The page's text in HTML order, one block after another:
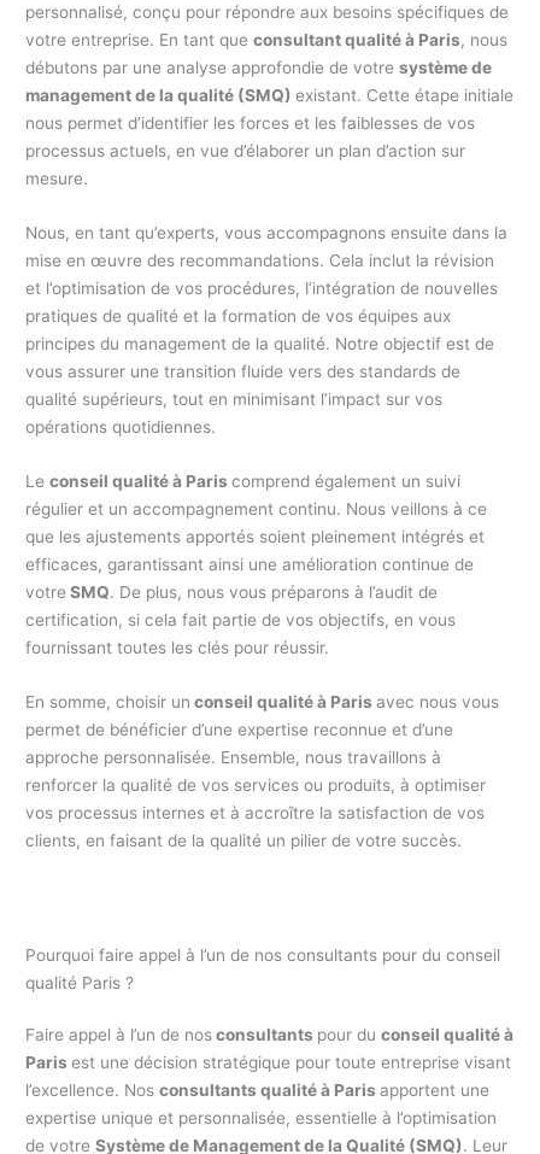
personnalisé, conçu pour répondre aux besoins spécifiques de
votre entreprise. En tant queconsultant qualité à Paris, nous
débutons par une analyse approfondie de votresystème de
management de la qualité (SMQ)existant. Cette étape initiale
nous permet d’identifier les forces et les faiblesses de vos
processus actuels, en vue d’élaborer un plan d’action sur
mesure.
Nous, en tant qu’experts, vous accompagnons ensuite dans la
mise en œuvre des recommandations. Cela inclut la révision
et l’optimisation de vos procédures, l’intégration de nouvelles
pratiques de qualité et la formation de vos équipes aux
principes du management de la qualité. Notre objectif est de
vous assurer une transition fluide vers des standards de
qualité supérieurs, tout en minimisant l’impact sur vos
opérations quotidiennes.
Leconseil qualité à Pariscomprend également un suivi
régulier et un accompagnement continu. Nous veillons à ce
que les ajustements apportés soient pleinement intégrés et
efficaces, garantissant ainsi une amélioration continue de
votre SMQ. De plus, nous vous préparons à l’audit de
certification, si cela fait partie de vos objectifs, en vous
fournissant toutes les clés pour réussir.
En somme, choisir un conseil qualité à Parisavec nous vous
permet de bénéficier d’une expertise reconnue et d’une
approche personnalisée. Ensemble, nous travaillons à
renforcer la qualité de vos services ou produits, à optimiser
vos processus internes et à accroître la satisfaction de vos
clients, en faisant de la qualité un pilier de votre succès.
Pourquoi faire appel à l’un de nos consultants pour du conseil
qualité Paris ?
Faire appel à l’un de nosconsultants pour duconseil qualité à
Parisest une décision stratégique pour toute entreprise visant
l’excellence. Nosconsultants qualité à Parisapportent une
expertise unique et personnalisée, essentielle à l’optimisation
de votreSystème de Management de la Qualité (SMQ). Leur